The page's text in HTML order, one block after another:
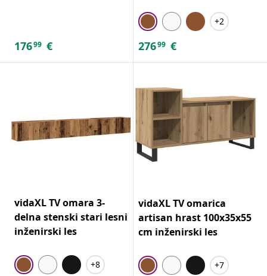
17699 €
+2
27699 €
vidaXL TV omara 3-
delna stenski stari lesni
inženirski les
+8
vidaXL TV omarica
artisan hrast 100x35x55
cm inženirski les
+7